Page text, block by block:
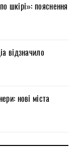
шкірі»: пояснення
відзначило
нові міста